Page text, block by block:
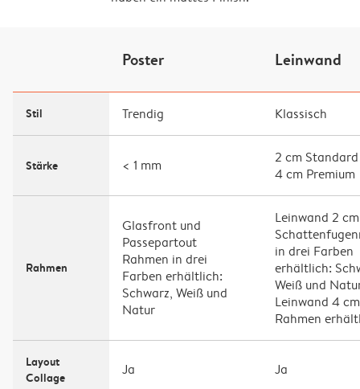
Poster Leinwand
Stil Trendig Klassisch
Stärke < 1 mm
2 cm Standard
4 cm Premium
Rahmen
Glasfront und
Passepartout
Rahmen in drei
Farben erhältlich:
Schwarz, Weiß und
Natur
Leinwand 2
in drei Farben
erhältlich:
Weiß und
Leinwand 4
Rahmen
Layout
Collage
Ja Ja